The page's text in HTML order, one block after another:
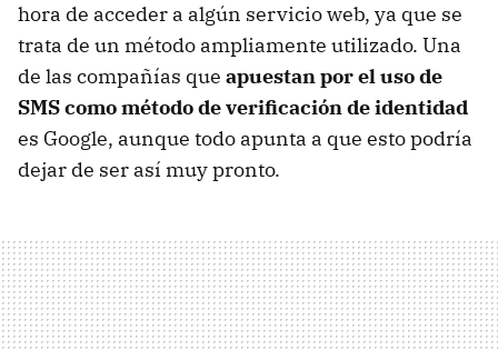
hora de acceder a algún servicio web, ya que se
trata de un método ampliamente utilizado. Una
de las compañías que apuestan por el uso de
SMS como método de verificación de identidad
es Google, aunque todo apunta a que esto podría
dejar de ser así muy pronto.